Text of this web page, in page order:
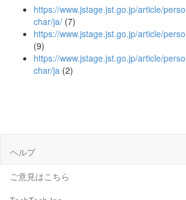
https://www.jstage.jst.go.jp/article/
char/ja/ (7)
https://www.jstage.jst.go.jp/article/
(9)
https://www.jstage.jst.go.jp/article/
char/ja (2)
ヘルプ
ご意見はこちら